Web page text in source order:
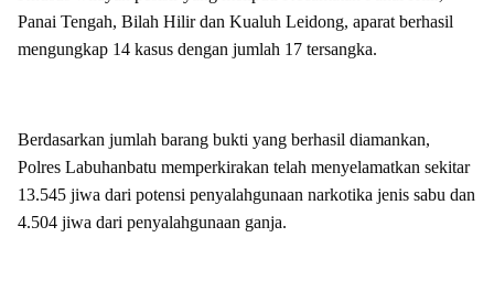
Panai Tengah, Bilah Hilir dan Kualuh Leidong, aparat berhasil
mengungkap 14 kasus dengan jumlah 17 tersangka.
Berdasarkan jumlah barang bukti yang berhasil diamankan,
Polres Labuhanbatu memperkirakan telah menyelamatkan sekitar
13.545 jiwa dari potensi penyalahgunaan narkotika jenis sabu dan
4.504 jiwa dari penyalahgunaan ganja.